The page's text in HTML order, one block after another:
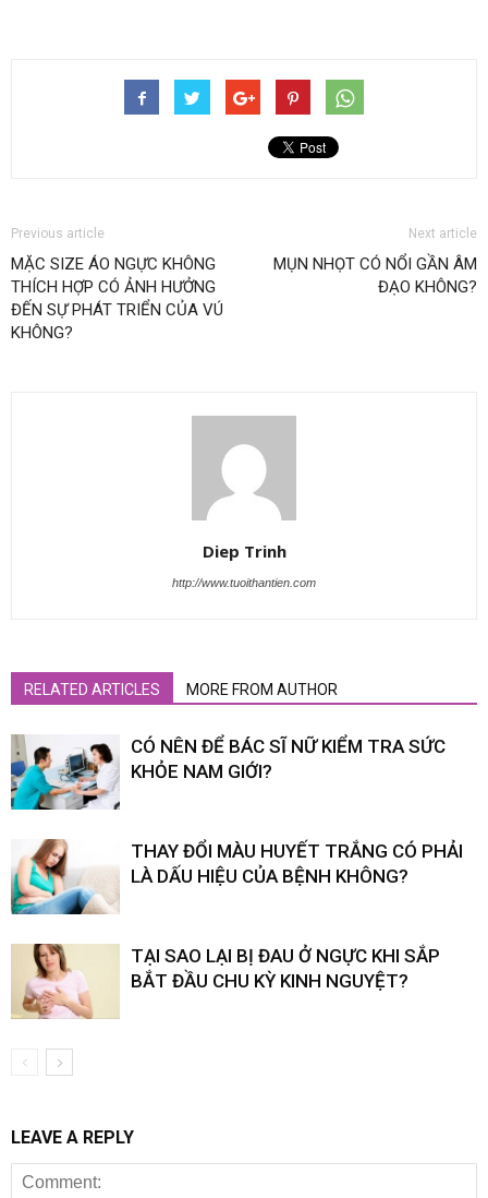
Previous article
MẶC SIZE ÁO NGỰC KHÔNG
THÍCH HỢP CÓ ẢNH HƯỞNG
ĐẾN SỰ PHÁT TRIỂN CỦA VÚ
KHÔNG?
Next article
MỤN NHỌT CÓ NỔI GẦN ÂM
ĐẠO KHÔNG?
Diep Trinh
http://www.tuoithantien.com
RELATED ARTICLES MORE FROM AUTHOR
CÓ NÊN ĐỂ BÁC SĨ NỮ KIỂM TRA SỨC
KHỎE NAM GIỚI?
THAY ĐỔI MÀU HUYẾT TRẮNG CÓ PHẢI
LÀ DẤU HIỆU CỦA BỆNH KHÔNG?
TẠI SAO LẠI BỊ ĐAU Ở NGỰC KHI SẮP
BẮT ĐẦU CHU KỲ KINH NGUYỆT?
LEAVE A REPLY